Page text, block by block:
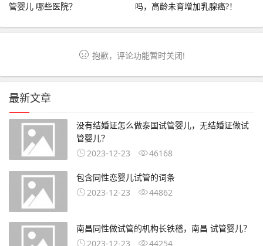
管婴儿 哪些医院？
吗，高龄未育增加乳腺癌?！
抱歉，评论功能暂时关闭!
最新文章
没有结婚证怎么做泰国试管婴儿，无结婚证做试
管婴儿？
2023-12-23
46168
包含同性恋婴儿试管的词条
2023-12-23
44862
南昌同性做试管的机构长铁稽，南昌 试管婴儿？
2023-12-23
44254